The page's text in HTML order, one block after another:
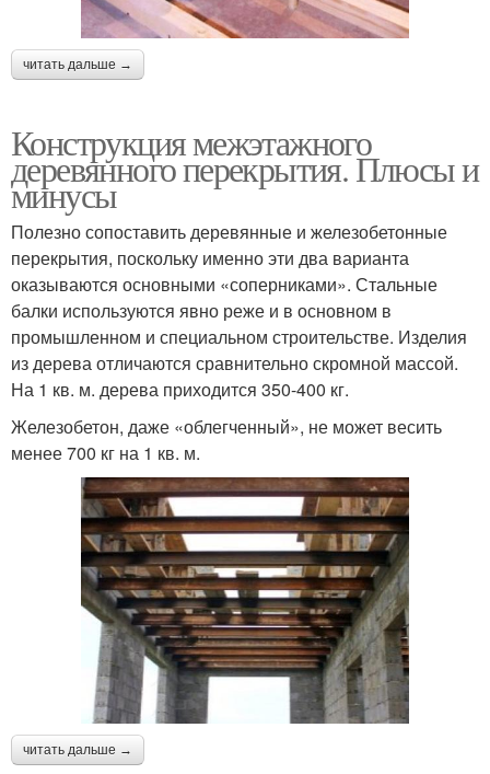
читать дальше →
Конструкция межэтажного
деревянного перекрытия. Плюсы и
минусы
Полезно сопоставить деревянные и железобетонные
перекрытия, поскольку именно эти два варианта
оказываются основными «соперниками». Стальные
балки используются явно реже и в основном в
промышленном и специальном строительстве. Изделия
из дерева отличаются сравнительно скромной массой.
На 1 кв. м. дерева приходится 350-400 кг.
Железобетон, даже «облегченный», не может весить
менее 700 кг на 1 кв. м.
читать дальше →